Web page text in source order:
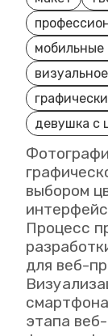
девушка с
выбором
Процесс
для веб-
этапа